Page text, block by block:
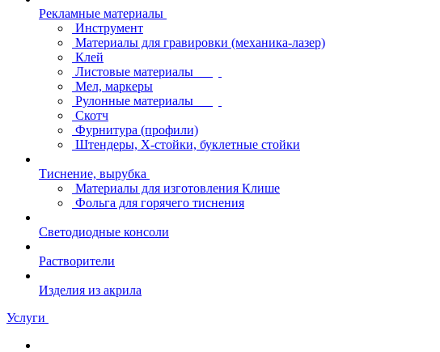
Рекламные материалы
Инструмент
Материалы для гравировки (механика-лазер)
Клей
Листовые материалы
Мел, маркеры
Рулонные материалы
Скотч
Фурнитура (профили)
Штендеры, Х-стойки, буклетные стойки
Тиснение, вырубка
Материалы для изготовления Клише
Фольга для горячего тиснения
Светодиодные консоли
Растворители
Изделия из акрила
Услуги